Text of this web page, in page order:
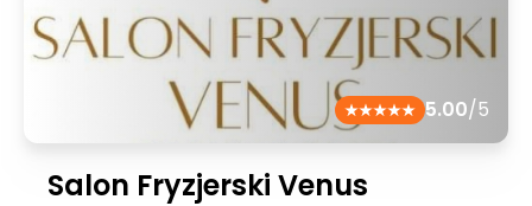
5.00/5
Salon Fryzjerski Venus